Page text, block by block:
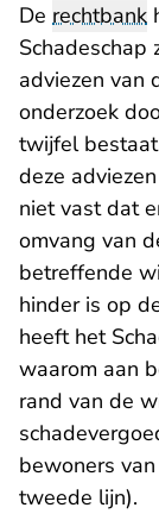
De rechtbank
Schadeschap
adviezen van
onderzoek
twijfel
deze
niet vast dat
omvang van
betreffende
hinder is op
heeft het
waarom aan
rand van de
bewoners
tweede lijn).